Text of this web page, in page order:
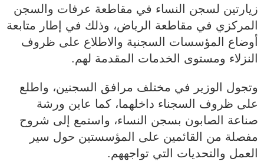
زيارتين لسجن النساء في مقاطعة عرفات والسجن
المركزي في مقاطعة الرياض، وذلك في إطار متابعة
أوضاع المؤسسات السجنية والاطلاع على ظروف
النزلاء ومستوى الخدمات المقدمة لهم.
وتجول الوزير في مختلف مرافق السجنين، واطلع
على ظروف السجناء داخلهما، كما عاين ورشة
صناعة الصابون بسجن النساء، واستمع إلى شروح
مفصلة من القائمين على المؤسستين حول سير
العمل والتحديات التي تواجههم.